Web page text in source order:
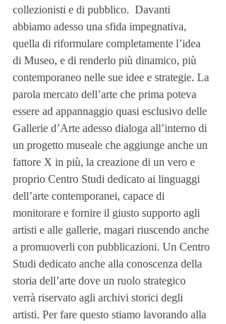
collezionisti e di pubblico.  Davanti
abbiamo adesso una sfida impegnativa,
quella di riformulare completamente l’idea
di Museo, e di renderlo più dinamico, più
contemporaneo nelle sue idee e strategie. La
parola mercato dell’arte che prima poteva
essere ad appannaggio quasi esclusivo delle
Gallerie d’Arte adesso dialoga all’interno di
un progetto museale che aggiunge anche un
fattore X in più, la creazione di un vero e
proprio Centro Studi dedicato ai linguaggi
dell’arte contemporanei, capace di
monitorare e fornire il giusto supporto agli
artisti e alle gallerie, magari riuscendo anche
a promuoverli con pubblicazioni. Un Centro
Studi dedicato anche alla conoscenza della
storia dell’arte dove un ruolo strategico
verrà riservato agli archivi storici degli
artisti. Per fare questo stiamo lavorando alla